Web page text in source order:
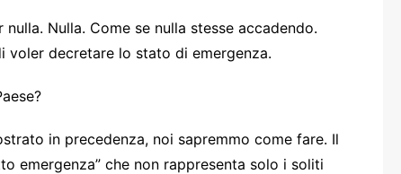
Nulla. Come se nulla stesse accadendo.
voler decretare lo stato di emergenza.
in precedenza, noi sapremmo come fare. Il
emergenza” che non rappresenta solo i soliti